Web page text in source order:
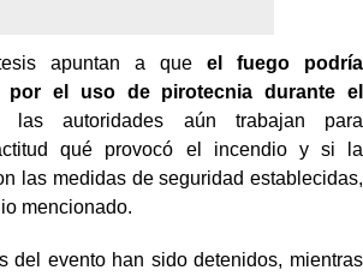
apuntan a que el fuego podría
por el uso de pirotecnia durante el
las autoridades aún trabajan para
qué provocó el incendio y si la
las medidas de seguridad establecidas,
mencionado.
del evento han sido detenidos, mientras